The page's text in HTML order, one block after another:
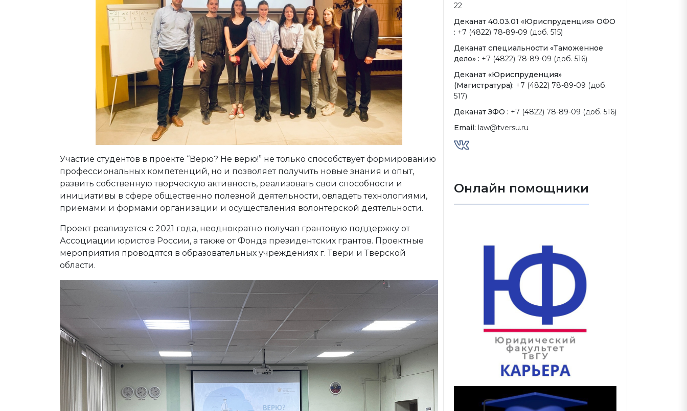
Участие студентов в проекте “Верю? Не верю!” не только способствует формированию
профессиональных компетенций, но и позволяет получить новые знания и опыт,
развить собственную творческую активность, реализовать свои способности и
инициативы в сфере общественно полезной деятельности, овладеть технологиями,
приемами и формами организации и осуществления волонтерской деятельности.
Проект реализуется с 2021 года, неоднократно получал грантовую поддержку от
Ассоциации юристов России, а также от Фонда президентских грантов. Проектные
мероприятия проводятся в образовательных учреждениях г. Твери и Тверской
области.
22
Деканат 40.03.01 «Юриспруденция» ОФО
: +7 (4822) 78-89-09 (доб. 515)
Деканат специальности «Таможенное
дело» : +7 (4822) 78-89-09 (доб. 516)
Деканат «Юриспруденция»
(Магистратура): +7 (4822) 78-89-09 (доб.
517)
Деканат ЗФО : +7 (4822) 78-89-09 (доб. 516)
Email: law@tversu.ru
Онлайн помощники